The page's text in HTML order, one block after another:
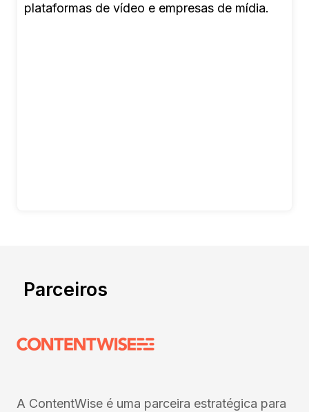
plataformas de vídeo e empresas de mídia.
Parceiros
A ContentWise é uma parceira estratégica para